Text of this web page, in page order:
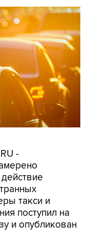
-
такси и
поступил на
и опубликован